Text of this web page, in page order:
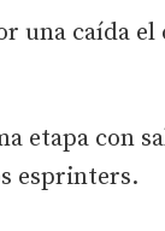
una caída
etapa con
esprinters.